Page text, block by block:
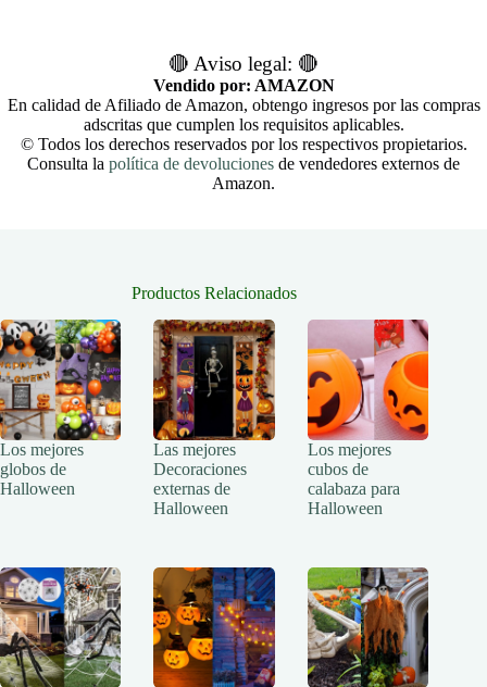
🔴 Aviso legal: 🔴
Vendido por: AMAZON
En calidad de Afiliado de Amazon, obtengo ingresos por las compras
adscritas que cumplen los requisitos aplicables.
© Todos los derechos reservados por los respectivos propietarios.
Consulta la política de devoluciones de vendedores externos de
Amazon.
Productos Relacionados
Los mejores
globos de
Halloween
Las mejores
Decoraciones
externas de
Halloween
Los mejores
cubos de
calabaza para
Halloween